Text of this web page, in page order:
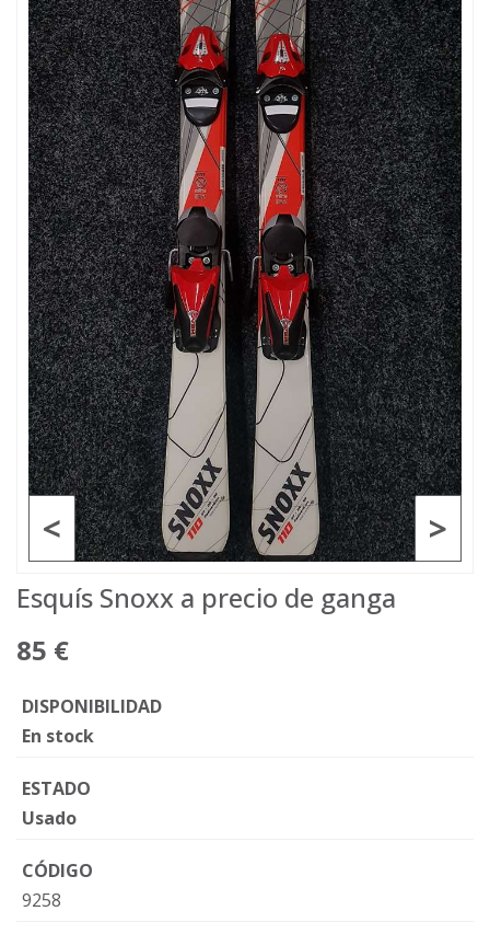
>
<
Esquís Snoxx a precio de ganga
85 €
DISPONIBILIDAD
En stock
ESTADO
Usado
CÓDIGO
9258